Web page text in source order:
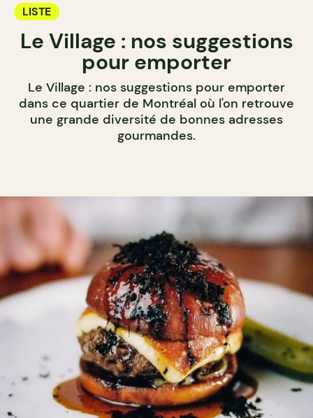
LISTE
Le Village : nos suggestions
pour emporter
Le Village : nos suggestions pour emporter
dans ce quartier de Montréal où l'on retrouve
une grande diversité de bonnes adresses
gourmandes.